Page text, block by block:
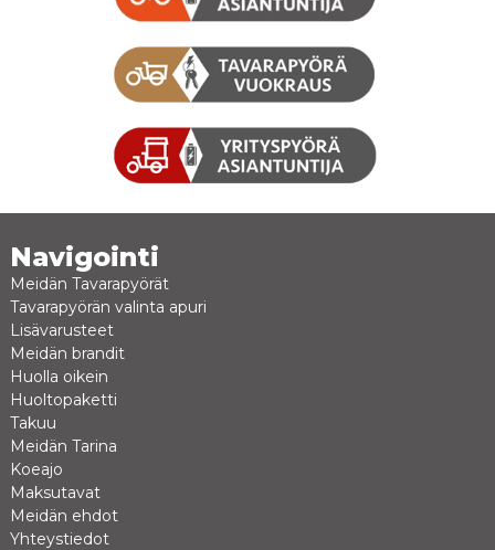
Navigointi
Meidän Tavarapyörät
Tavarapyörän valinta apuri
Lisävarusteet
Meidän brandit
Huolla oikein
Huoltopaketti
Takuu
Meidän Tarina
Koeajo
Maksutavat
Meidän ehdot
Yhteystiedot